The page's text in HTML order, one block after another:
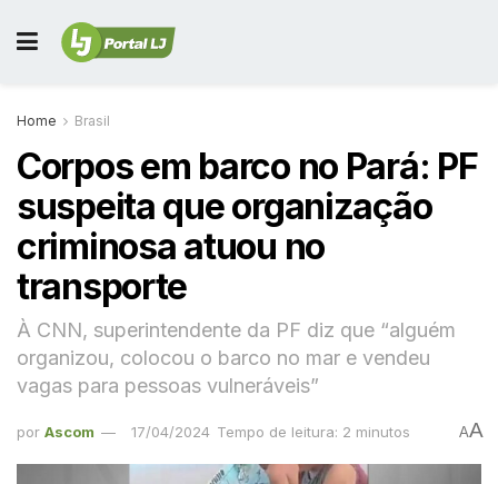
Home Brasil
Corpos em barco no Pará: PF
suspeita que organização
criminosa atuou no
transporte
À CNN, superintendente da PF diz que “alguém
organizou, colocou o barco no mar e vendeu
vagas para pessoas vulneráveis”
por Ascom 17/04/2024 Tempo de leitura: 2 minutos AA